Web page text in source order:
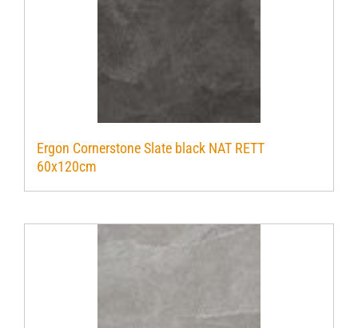
Ergon Cornerstone Slate black NAT RETT
60x120cm